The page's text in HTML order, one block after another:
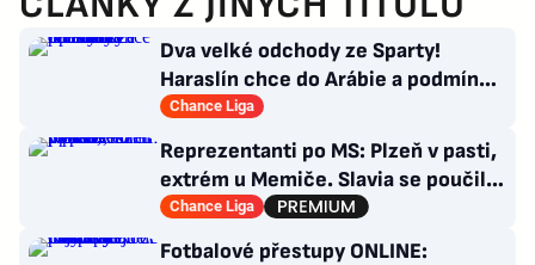
Dva velké odchody ze Sparty!
Haraslín chce do Arábie a podmínky
Kuchtova transferu
Chance Liga
Reprezentanti po MS: Plzeň v pasti,
extrém u Memiče. Slavia se poučila,
co Sparta?
Chance Liga
Fotbalové přestupy ONLINE: